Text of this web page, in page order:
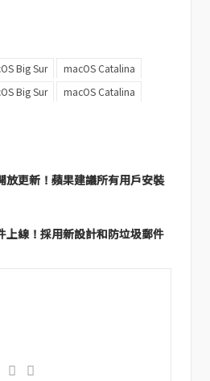
Big Sur macOS Catalina
Big Sur
macOS Catalina
放更新！蘋果建議所有用戶安裝
線！採用新設計和防垃圾郵件